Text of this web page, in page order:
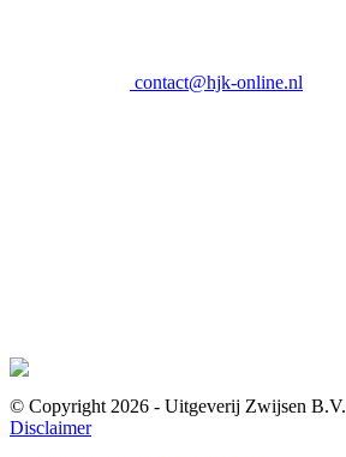
contact@hjk-online.nl
© Copyright 2026 - Uitgeverij Zwijsen B.V.
Disclaimer